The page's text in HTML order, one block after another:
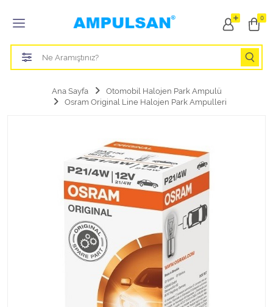
0
Tüm Kategoriler
Led Aydınlatma Ampulü
Otomobil Halojen Far Ampulü
Otomobil Led Far Ampulü
Otomobil Halojen Park Ampulü
Otomobil Led Park Ampulü
Otomobil Gösterge Ampulü
Halojen Off Road Rally Ampulü
Ana Sayfa
Otomobil Halojen Park Ampulü
Osram Original Line Halojen Park Ampulleri